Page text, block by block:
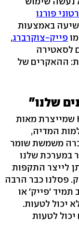
פורנו
באמצעות
פייק-צוקרברג,
לסאטירה
ההאקרים של
שלנו"
אורן אהרון, מנכ"ל חברת Hour One שמייצרת מאות
המדיה,
משמשת שומר
במערכת שלנו
לייצר התקפות
פסלנו כבר הרבה
תמיד 'פייק' או
יכול לטעות.
לטעות